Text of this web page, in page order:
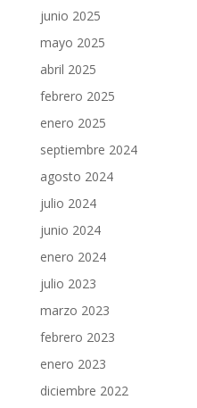
junio 2025
mayo 2025
abril 2025
febrero 2025
enero 2025
septiembre 2024
agosto 2024
julio 2024
junio 2024
enero 2024
julio 2023
marzo 2023
febrero 2023
enero 2023
diciembre 2022